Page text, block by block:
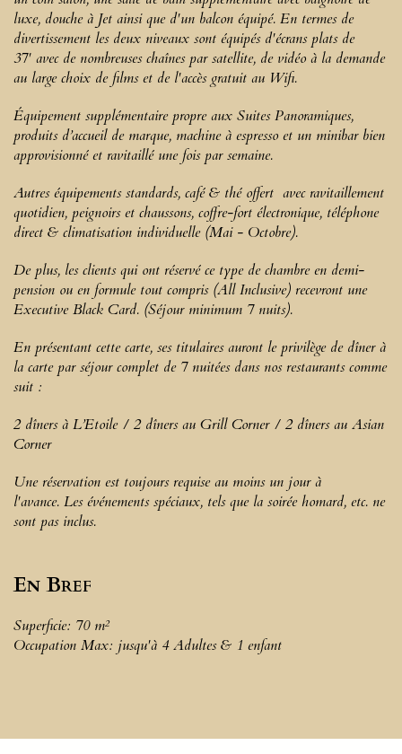
luxe, douche à Jet ainsi que d'un balcon équipé. En termes de
divertissement les deux niveaux sont équipés d'écrans plats de
37' avec de nombreuses chaînes par satellite, de vidéo à la demande
au large choix de films et de l'accès gratuit au Wifi.
Équipement supplémentaire propre aux Suites Panoramiques,
produits d’accueil de marque, machine à espresso et un minibar bien
approvisionné et ravitaillé une fois par semaine.
Autres équipements standards, café & thé offert avec ravitaillement
quotidien, peignoirs et chaussons, coffre-fort électronique, téléphone
direct & climatisation individuelle (Mai - Octobre).
De plus, les clients qui ont réservé ce type de chambre en demi-
pension ou en formule tout compris (All Inclusive) recevront une
Executive Black Card. (Séjour minimum 7 nuits).
En présentant cette carte, ses titulaires auront le privilège de dîner à
la carte par séjour complet de 7 nuitées dans nos restaurants comme
suit :
2 dîners à L’Etoile / 2 dîners au Grill Corner / 2 dîners au Asian
Corner
Une réservation est toujours requise au moins un jour à
l'avance. Les événements spéciaux, tels que la soirée homard, etc. ne
sont pas inclus.
En Bref
Superficie: 70 m²
Occupation Max: jusqu'à 4 Adultes & 1 enfant